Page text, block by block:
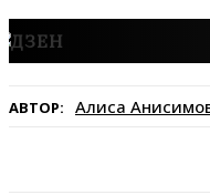
АВТОР: Алиса